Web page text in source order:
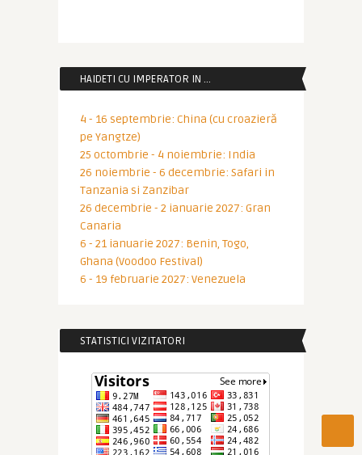
HAIDETI CU IMPERATOR IN …
4 - 16 septembrie: China (cu croazieră
pe Yangtze)
25 octombrie - 4 noiembrie: India
26 noiembrie - 6 decembrie: Safari in
Tanzania si Zanzibar
26 decembrie - 2 ianuarie 2027: Gran
Canaria
6 - 21 ianuarie 2027: Benin, Togo,
Ghana (Voodoo Festival)
6 - 19 februarie 2027: Venezuela
STATISTICI VIZITATORI